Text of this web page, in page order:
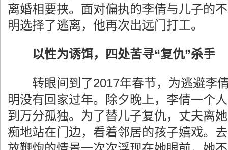
离婚相要挟。面对偏执的李倩与儿子的
明选择了逃离，他再次出远门打工。
以性为诱饵，四处苦寻“复仇”杀手
转眼间到了2017年春节，为逃避李
明没有回家过年。除夕晚上，李倩一个
到万分孤独。为了替儿子复仇，丈夫离
痴地站在门边，看着邻居的孩子嬉戏。